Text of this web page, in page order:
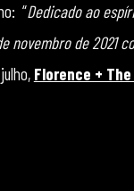
“Dedicado ao
novembro de 2021
Florence +